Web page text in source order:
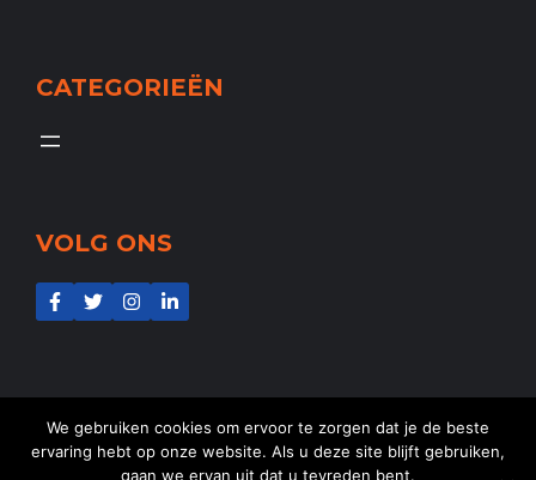
CATEGORIEËN
VOLG ONS
We gebruiken cookies om ervoor te zorgen dat je de beste
ervaring hebt op onze website. Als u deze site blijft gebruiken,
gaan we ervan uit dat u tevreden bent.